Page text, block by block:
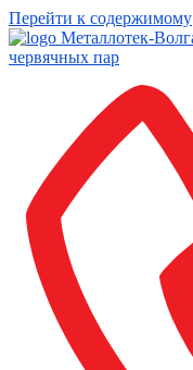
Перейти к содержимому